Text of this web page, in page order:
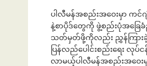
ပါလီမန်အစည်းအဝေးမှာ ကင်
နဲ့စာပိုဒ်တွေကို ဖွဲ့စည်းပုံအခြေ
သတ်မှတ်ဖို့ကိုလည်း ညွှန်ကြားခဲ့
ပြန်လည်ပေါင်းစည်းရေး
လာမယ့်ပါလီမန်အစည်းအဝေးမှ